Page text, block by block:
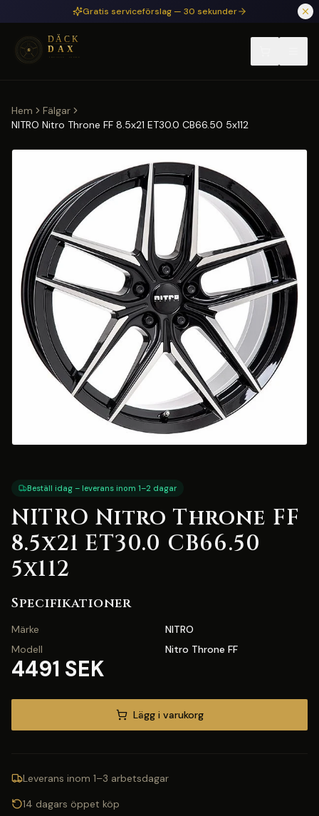
Hoppa till huvudinnehållGratis serviceförslag — 30 sekunder
Hem
Fälgar
NITRO Nitro Throne FF 8.5x21 ET30.0 CB66.50 5x112
Beställ idag – leverans inom 1–2 dagar
NITRO Nitro Throne FF
8.5x21 ET30.0 CB66.50
5x112
Specifikationer
Märke
NITRO
Modell
Nitro Throne FF
4491 SEK
Lägg i varukorg
Leverans inom 1–3 arbetsdagar
14 dagars öppet köp